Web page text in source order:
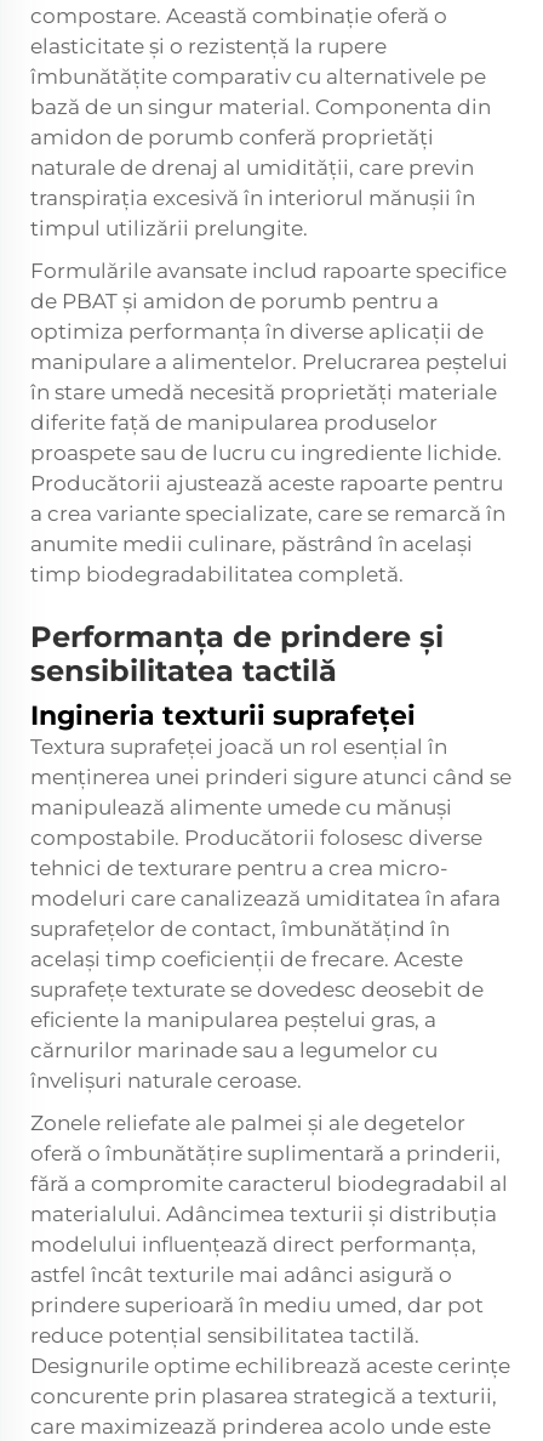
compostare. Această combinație oferă o
elasticitate și o rezistență la rupere
îmbunătățite comparativ cu alternativele pe
bază de un singur material. Componenta din
amidon de porumb conferă proprietăți
naturale de drenaj al umidității, care previn
transpirația excesivă în interiorul mănușii în
timpul utilizării prelungite.
Formulările avansate includ rapoarte specifice
de PBAT și amidon de porumb pentru a
optimiza performanța în diverse aplicații de
manipulare a alimentelor. Prelucrarea peștelui
în stare umedă necesită proprietăți materiale
diferite față de manipularea produselor
proaspete sau de lucru cu ingrediente lichide.
Producătorii ajustează aceste rapoarte pentru
a crea variante specializate, care se remarcă în
anumite medii culinare, păstrând în același
timp biodegradabilitatea completă.
Performanța de prindere și
sensibilitatea tactilă
Ingineria texturii suprafeței
Textura suprafeței joacă un rol esențial în
menținerea unei prinderi sigure atunci când se
manipulează alimente umede cu mănuși
compostabile. Producătorii folosesc diverse
tehnici de texturare pentru a crea micro-
modeluri care canalizează umiditatea în afara
suprafețelor de contact, îmbunătățind în
același timp coeficienții de frecare. Aceste
suprafețe texturate se dovedesc deosebit de
eficiente la manipularea peștelui gras, a
cărnurilor marinade sau a legumelor cu
învelișuri naturale ceroase.
Zonele reliefate ale palmei și ale degetelor
oferă o îmbunătățire suplimentară a prinderii,
fără a compromite caracterul biodegradabil al
materialului. Adâncimea texturii și distribuția
modelului influențează direct performanța,
astfel încât texturile mai adânci asigură o
prindere superioară în mediu umed, dar pot
reduce potențial sensibilitatea tactilă.
Designurile optime echilibrează aceste cerințe
concurente prin plasarea strategică a texturii,
care maximizează prinderea acolo unde este